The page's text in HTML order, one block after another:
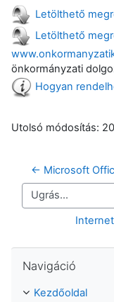
Letölthető
Letölthető
önkormányzati
Hogyan
Utolsó módosítás:
← Microsoft
Ugrás...
Navigáció
Kezdőoldal